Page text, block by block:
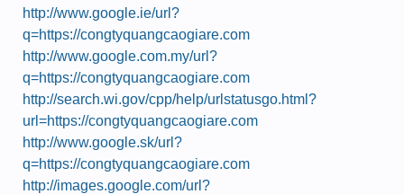
http://www.google.ie/url?
q=https://congtyquangcaogiare.com
http://www.google.com.my/url?
q=https://congtyquangcaogiare.com
http://search.wi.gov/cpp/help/urlstatusgo.html?
url=https://congtyquangcaogiare.com
http://www.google.sk/url?
q=https://congtyquangcaogiare.com
http://images.google.com/url?